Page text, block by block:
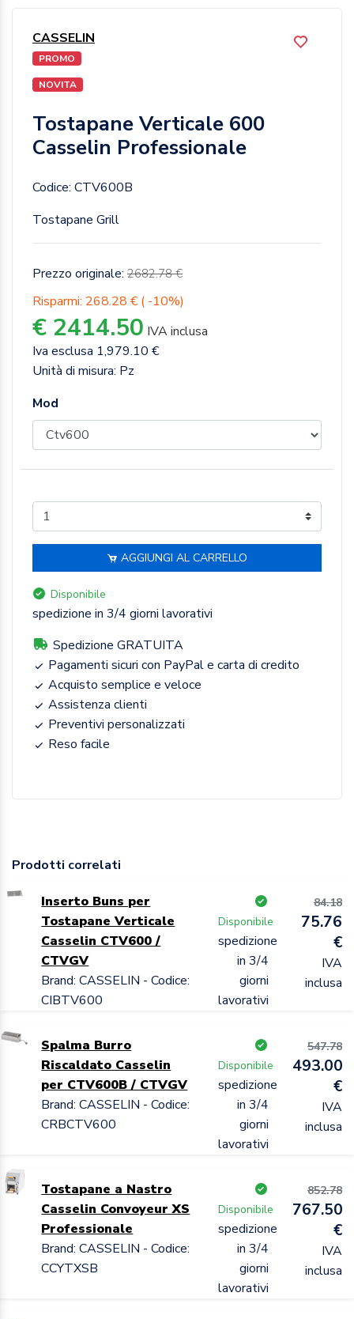
CASSELIN
PROMO
NOVITA
Tostapane Verticale 600
Casselin Professionale
Codice: CTV600B
Tostapane Grill
Prezzo originale: 2682.78 €
Risparmi: 268.28 € ( -10%)
€ 2414.50 IVA inclusa
Iva esclusa 1,979.10 €
Unità di misura: Pz
Mod
AGGIUNGI AL CARRELLO
Disponibile
spedizione in 3/4 giorni lavorativi
Spedizione GRATUITA
Pagamenti sicuri con PayPal e carta di credito
Acquisto semplice e veloce
Assistenza clienti
Preventivi personalizzati
Reso facile
Prodotti correlati
Inserto Buns per
Tostapane Verticale
Casselin CTV600 /
CTVGV
Brand: CASSELIN - Codice:
CIBTV600
Disponibile
spedizione
in 3/4
giorni
lavorativi
84.18
75.76
€
IVA
inclusa
Spalma Burro
Riscaldato Casselin
per CTV600B / CTVGV
Brand: CASSELIN - Codice:
CRBCTV600
Disponibile
spedizione
in 3/4
giorni
lavorativi
547.78
493.00
€
IVA
inclusa
Tostapane a Nastro
Casselin Convoyeur XS
Professionale
Brand: CASSELIN - Codice:
CCYTXSB
Disponibile
spedizione
in 3/4
giorni
lavorativi
852.78
767.50
€
IVA
inclusa